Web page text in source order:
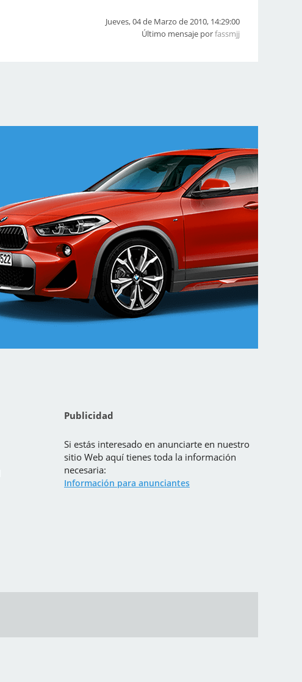
Jueves, 04 de Marzo de 2010, 14:29:00
Último mensaje porfassmjj
Publicidad
Si estás interesado en anunciarte en nuestro
sitio Web aquí tienes toda la información
necesaria:
Información para anunciantes